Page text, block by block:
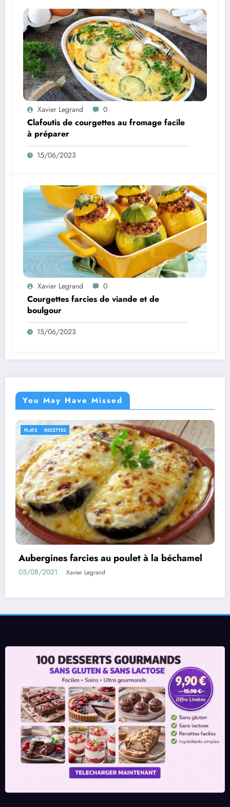
Xavier Legrand 0
Clafoutis de courgettes au fromage facile
à préparer
15/06/2023
Xavier Legrand 0
Courgettes farcies de viande et de
boulgour
15/06/2023
You May Have Missed
IDÉES RECETTES RECETTES
Rouleaux d’aubergines farcies
01/08/2021 Xavier Legrand